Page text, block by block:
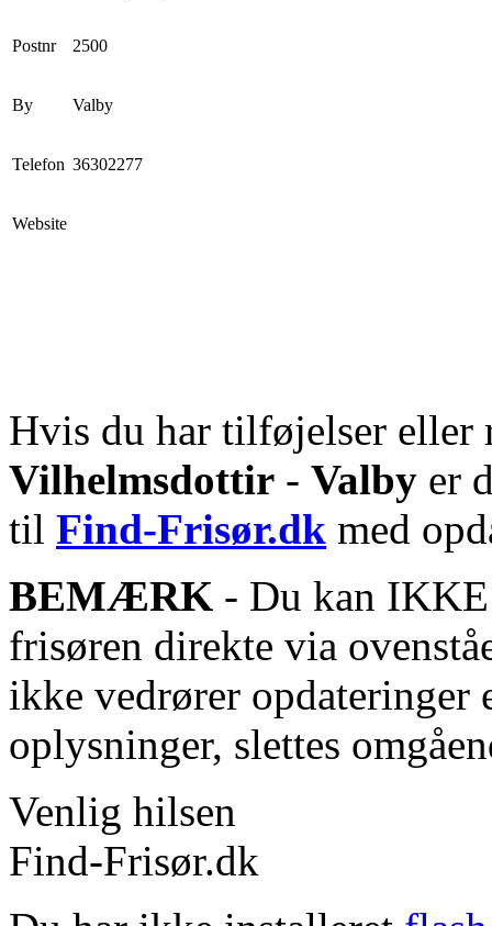
Postnr 2500
By Valby
Telefon 36302277
Website
Hvis du har tilføjelser eller
Vilhelmsdottir - Valby er
til Find-Frisør.dk med
BEMÆRK - Du kan IKKE
frisøren direkte via
ikke vedrører opdateringer
oplysninger, slettes
Venlig hilsen
Find-Frisør.dk